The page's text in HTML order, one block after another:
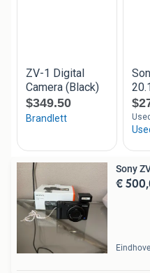
Sony
€